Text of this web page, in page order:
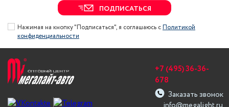
ПОДПИСАТЬСЯ
Нажимая на кнопку "Подписаться", я соглашаюсь сПолитикой
конфиденциальности
+7 (495) 36-36-
678
Заказать звонок